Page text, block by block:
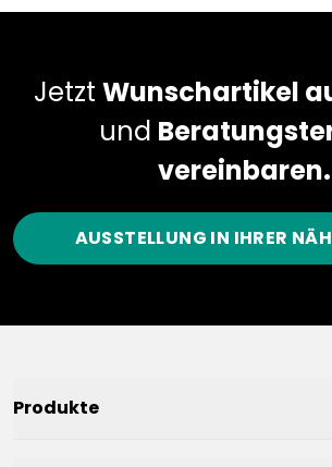
Jetzt Wunschartikel
und
vereinbaren.
AUSSTELLUNG IN IHRER
Produkte